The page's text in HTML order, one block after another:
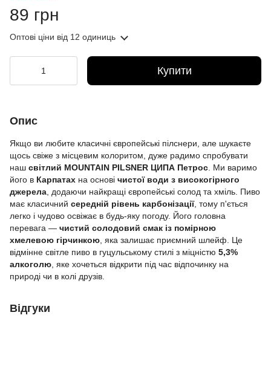
89 грн
Оптові ціни від 12 одиниць
Купити
Опис
Якщо ви любите класичні європейські пілснери, але шукаєте
щось свіже з місцевим колоритом, дуже радимо спробувати
наш світлий MOUNTAIN PILSNER ЦИПА Петрос . Ми варимо
його в Карпатах на основі чистої води з високогірного
джерела , додаючи найкращі європейські солод та хміль. Пиво
має класичний середній рівень карбонізації, тому п'ється
легко і чудово освіжає в будь-яку погоду. Його головна
перевага — чистий солодовий смак із помірною
хмелевою гірчинкою , яка залишає приємний шлейф. Це
відмінне світле пиво в гуцульському стилі з міцністю 5,3%
алкоголю , яке хочеться відкрити під час відпочинку на
природі чи в колі друзів.
Відгуки